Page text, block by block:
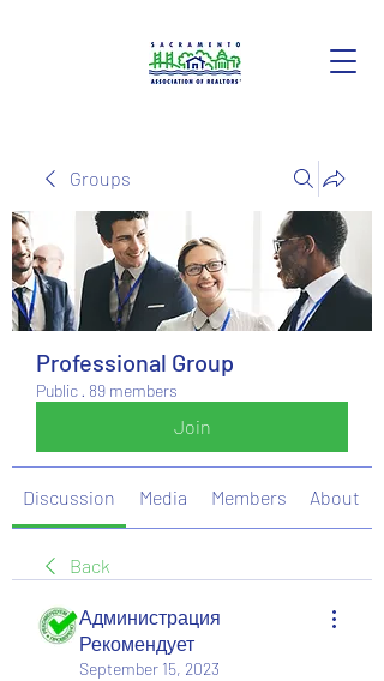
Groups
Professional Group
Public · 89 members
Join
Discussion Media Members About
Back
Администрация
Рекомендует
September 15, 2023